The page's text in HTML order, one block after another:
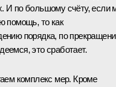
И по большому счёту, если
помощь, то как
порядка, по
это сработает.
комплекс мер. Кроме